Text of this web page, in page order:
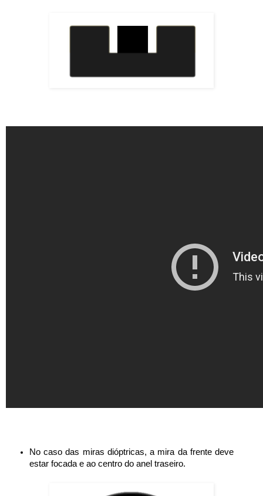
No caso das miras dióptricas, a mira da frente deve
estar focada e ao centro do anel traseiro.